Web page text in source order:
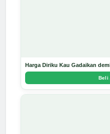
Harga Diriku Kau Gadaikan
Beli